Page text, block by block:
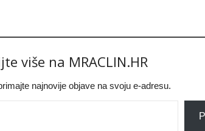
više na MRACLIN.HR
najnovije objave na svoju e-adresu.